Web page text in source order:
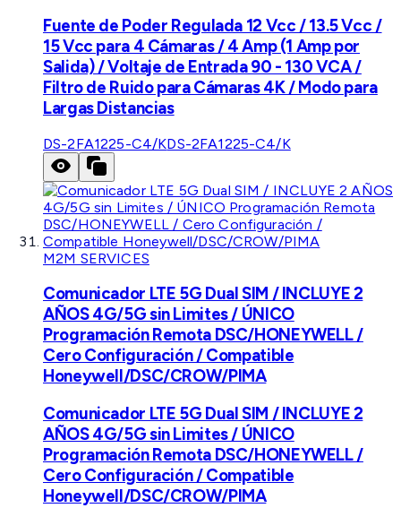
Fuente de Poder Regulada 12 Vcc / 13.5 Vcc /
15 Vcc para 4 Cámaras / 4 Amp (1 Amp por
Salida) / Voltaje de Entrada 90 - 130 VCA /
Filtro de Ruido para Cámaras 4K / Modo para
Largas Distancias
DS-2FA1225-C4/KDS-2FA1225-C4/K
M2M SERVICES
Comunicador LTE 5G Dual SIM / INCLUYE 2
AÑOS 4G/5G sin Limites / ÚNICO
Programación Remota DSC/HONEYWELL /
Cero Configuración / Compatible
Honeywell/DSC/CROW/PIMA
Comunicador LTE 5G Dual SIM / INCLUYE 2
AÑOS 4G/5G sin Limites / ÚNICO
Programación Remota DSC/HONEYWELL /
Cero Configuración / Compatible
Honeywell/DSC/CROW/PIMA